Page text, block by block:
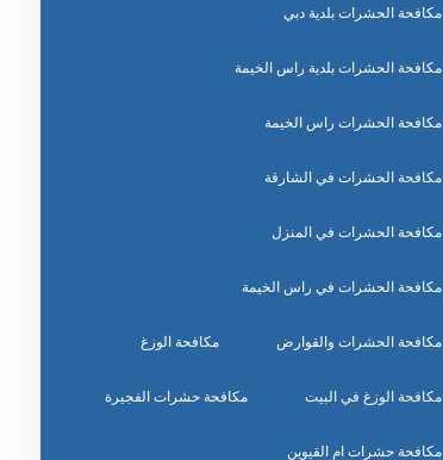
مكافحة الحشرات بلدية دبي
مكافحة الحشرات بلدية راس الخيمة
مكافحة الحشرات راس الخيمة
مكافحة الحشرات في الشارقة
مكافحة الحشرات في المنزل
مكافحة الحشرات في راس الخيمة
مكافحة الحشرات والقوارض مكافحة الوزغ
مكافحة الوزغ في البيت مكافحة حشرات الفجيرة
مكافحة حشرات ام القيوين